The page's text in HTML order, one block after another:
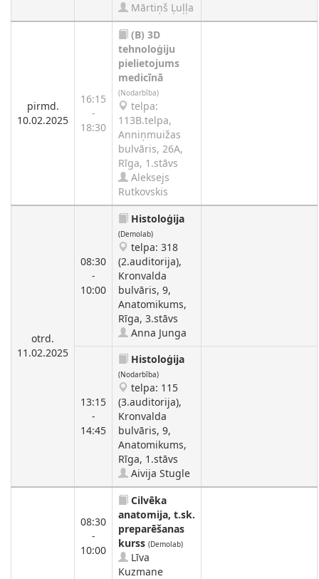
Mārtiņš Ļuļļa
pirmd.
10.02.2025
16:15
-
18:30
(B) 3D
tehnoloģiju
pielietojums
medicīnā
(Nodarbība)
telpa:
113B.telpa,
Anniņmuižas
bulvāris, 26A,
Rīga, 1.stāvs
Aleksejs
Rutkovskis
otrd.
11.02.2025
08:30
-
10:00
Histoloģija
(Demolab)
telpa: 318
(2.auditorija),
Kronvalda
bulvāris, 9,
Anatomikums,
Rīga, 3.stāvs
Anna Junga
13:15
-
14:45
Histoloģija
(Nodarbība)
telpa: 115
(3.auditorija),
Kronvalda
bulvāris, 9,
Anatomikums,
Rīga, 1.stāvs
Aivija Stugle
08:30
-
10:00
Cilvēka
anatomija, t.sk.
preparēšanas
kurss (Demolab)
Līva
Kuzmane